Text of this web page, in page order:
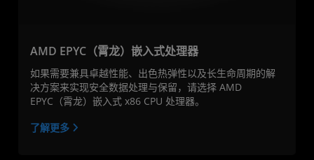
AMD EPYC（霄龙）嵌入式处理器
如果需要兼具卓越性能、出色热弹性以及长生命周期的解
决方案来实现安全数据处理与保留，请选择 AMD
EPYC（霄龙）嵌入式 x86 CPU 处理器。
了解更多